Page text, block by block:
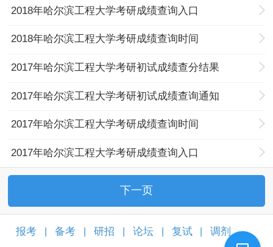
2018年哈尔滨工程大学考研成绩查询入口
2018年哈尔滨工程大学考研成绩查询时间
2017年哈尔滨工程大学考研初试成绩查分结果
2017年哈尔滨工程大学考研初试成绩查询通知
2017年哈尔滨工程大学考研成绩查询时间
2017年哈尔滨工程大学考研成绩查询入口
下一页
报考 备考 研招 论坛 复试 调剂